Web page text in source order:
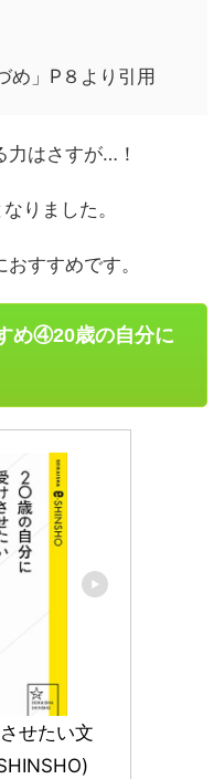
め」P８より引用
力はさすが…！
りました。
すすめです。
め④20歳の自分に
せたい文